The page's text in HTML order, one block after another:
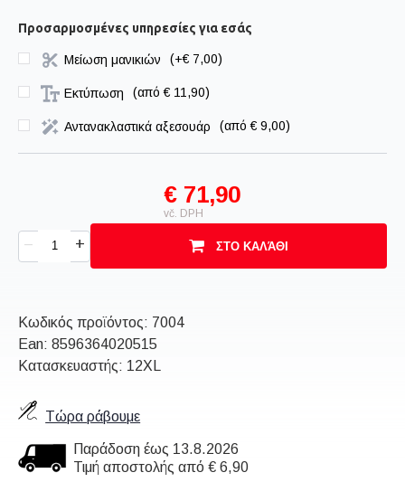
Προσαρμοσμένες υπηρεσίες για εσάς
Μείωση μανικιών (+€ 7,00)
Εκτύπωση (από € 11,90)
Αντανακλαστικά αξεσουάρ (από € 9,00)
€ 71,90
vč. DPH
– + ΣΤΟ ΚΑΛΆΘΙ
Κωδικός προϊόντος: 7004
Ean:8596364020515
Κατασκευαστής: 12XL
Τώρα ράβουμε
Παράδοση έως 13.8.2026
Τιμή αποστολής από € 6,90